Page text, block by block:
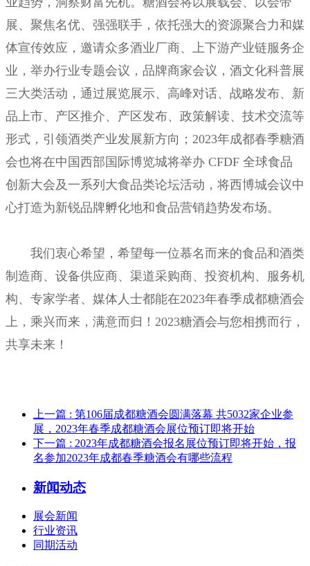
展、聚焦名优、强强联手，依托强大的资源聚合力和媒
体宣传效应，邀请众多酒业厂商、上下游产业链服务企
业，举办行业专题会议，品牌商家会议，酒文化科普展
三大类活动，通过展览展示、高峰对话、战略发布、新
品上市、产区推介、产区发布、政策解读、技术交流等
形式，引领酒类产业发展新方向； 2023年成都春季糖酒
会也将在中国西部国际博览城将举办 CFDF 全球食品
创新大会及一系列大食品类论坛活动，将西博城会议中
心打造为新锐品牌孵化地和食品营销趋势发布场。
我们衷心希望，希望每一位慕名而来的食品和酒类
制造商、设备供应商、渠道采购商、投资机构、服务机
构、专家学者、媒体人士都能在2023年春季成都糖酒会
上，乘兴而来，满意而归！2023糖酒会与您相携而行，
共享未来！
上一篇 : 第106届成都糖酒会圆满落幕 共5032家企业参
展，2023年春季成都糖酒会展位预订即将开始
下一篇 : 2023年成都糖酒会报名展位预订即将开始，报
名参加2023年成都春季糖酒会有哪些流程
新闻动态
展会新闻
行业资讯
同期活动